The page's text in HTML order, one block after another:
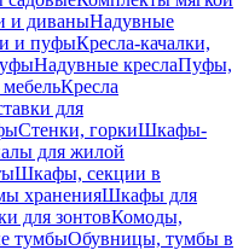
и диваныНадувные
и пуфыКресла-качалки,
Надувные креслаПуфы,
Кресла
для
Стенки, горкиШкафы-
для жилой
Шкафы, секции в
храненияШкафы для
для зонтовКомоды,
тумбыОбувницы, тумбы в